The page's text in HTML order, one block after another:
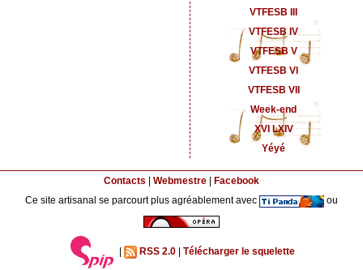
VTFESB III
VTFESB IV
VTFESB V
VTFESB VI
VTFESB VII
Week-end
XVI LXIV
Yéyé
Contacts Webmestre
Facebook
Ce site artisanal se parcourt plus agréablement avec
ou
RSS 2.0 Télécharger le squelette